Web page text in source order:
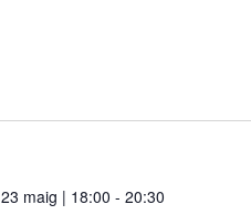
23 maig | 18:00 -20:30